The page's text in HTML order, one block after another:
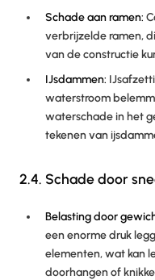
Schade aan ramen:
verbrijzelde ramen,
van de constructie
IJsdammen:
waterstroom
waterschade in het
tekenen van
2.4. Schade door
Belasting door
een enorme druk
elementen, wat kan
doorhangen of